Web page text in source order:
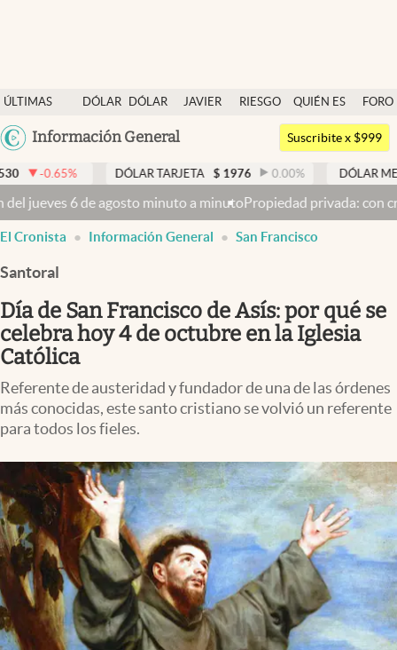
ÚLTIMAS
NOTICIAS
DÓLAR
DÓLAR
JAVIER
RIESGO
QUIÉN ES
QUIÉN
FORO
Argentina
México
Información General
Dólar
Members
Economía y Política
Finanzas y Mercados
Mercados Online
Negocios
Columnistas
Otras secciones
Infotechnology
Mundial 2026
Eventos Corporativos
El Cronista Studio
Mediakit
abre en nueva pestaña
Suscribite x $999
DÓLAR TARJETA $ 1976 0.00 % DÓLAR MEP 1521,52
a minutoPropiedad privada: con cruces y chicanas, el Senado
El Cronista Información General San Francisco
Santoral
Día de San Francisco de Asís: por qué se
celebra hoy 4 de octubre en la Iglesia
Católica
Referente de austeridad y fundador de una de las órdenes
más conocidas, este santo cristiano se volvió un referente
para todos los fieles.